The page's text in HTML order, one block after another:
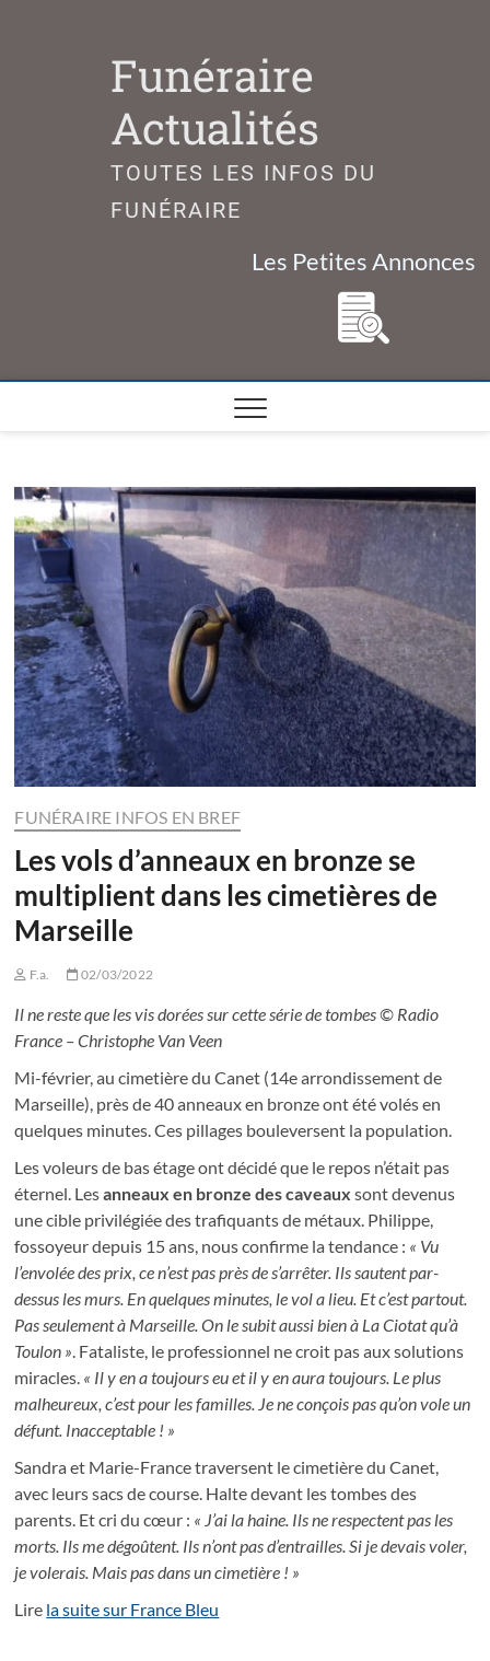
Funéraire
Actualités
TOUTES LES INFOS DU
FUNÉRAIRE
Les Petites Annonces
FUNÉRAIRE INFOS EN BREF
Les vols d’anneaux en bronze se
multiplient dans les cimetières de
Marseille
F.a. 02/03/2022
Il ne reste que les vis dorées sur cette série de tombes © Radio
France – Christophe Van Veen
Mi-février, au cimetière du Canet (14e arrondissement de
Marseille), près de 40 anneaux en bronze ont été volés en
quelques minutes. Ces pillages bouleversent la population.
Les voleurs de bas étage ont décidé que le repos n’était pas
éternel. Lesanneaux en bronze des caveaux sont devenus
une cible privilégiée des trafiquants de métaux. Philippe,
fossoyeur depuis 15 ans, nous confirme la tendance : « Vu
l’envolée des prix, ce n’est pas près de s’arrêter. Ils sautent par-
dessus les murs. En quelques minutes, le vol a lieu. Et c’est partout.
Pas seulement à Marseille. On le subit aussi bien à La Ciotat qu’à
Toulon ». Fataliste, le professionnel ne croit pas aux solutions
miracles. « Il y en a toujours eu et il y en aura toujours. Le plus
malheureux, c’est pour les familles. Je ne conçois pas qu’on vole un
défunt. Inacceptable ! »
Sandra et Marie-France traversent le cimetière du Canet,
avec leurs sacs de course. Halte devant les tombes des
parents. Et cri du cœur : « J’ai la haine. Ils ne respectent pas les
morts. Ils me dégoûtent. Ils n’ont pas d’entrailles. Si je devais voler,
je volerais. Mais pas dans un cimetière ! »
Lire la suite sur France Bleu